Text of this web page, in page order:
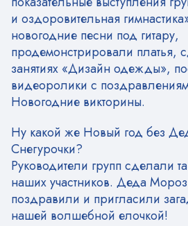
и оздоровительная
новогодние песни под гитару,
продемонстрировали платья,
занятиях «Дизайн одежды»,
видеоролики с
Новогодние викторины.
Ну какой же Новый год без
Снегурочки?
Руководители групп сделали
наших участников. Деда
поздравили и пригласили
нашей волшебной елочкой!